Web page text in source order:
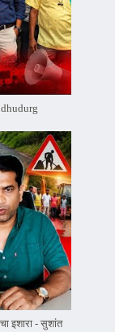
इशारा - सुशांत